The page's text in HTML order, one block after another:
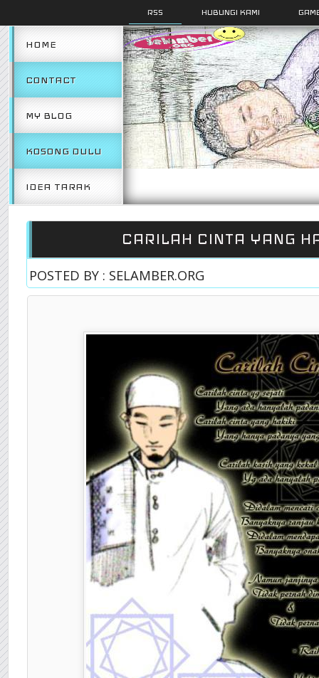
RSS HUBUNGI KAMI
HOME
CONTACT
MY BLOG
KOSONG DULU
IDEA TARAK
CARILAH CINTA YANG
POSTED BY : SELAMBER.ORG